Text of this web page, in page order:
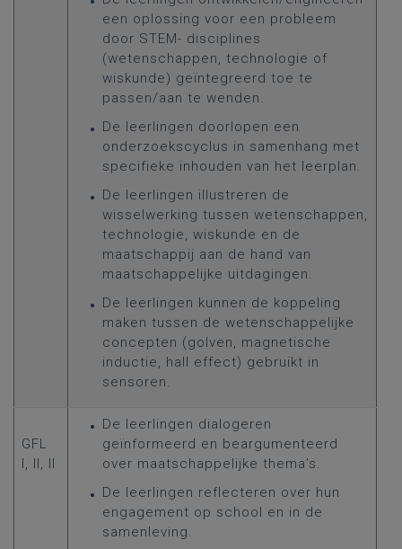
een oplossing voor een probleem
door STEM- disciplines
(wetenschappen, technologie of
wiskunde) geïntegreerd toe te
passen/aan te wenden.
De leerlingen doorlopen een
onderzoekscyclus in samenhang met
specifieke inhouden van het leerplan.
De leerlingen illustreren de
wisselwerking tussen wetenschappen,
technologie, wiskunde en de
maatschappij aan de hand van
maatschappelijke uitdagingen.
De leerlingen kunnen de koppeling
maken tussen de wetenschappelijke
concepten (golven, magnetische
inductie, hall effect) gebruikt in
sensoren.
GFL
I, II, II
De leerlingen dialogeren
geïnformeerd en beargumenteerd
over maatschappelijke thema’s.
De leerlingen reflecteren over hun
engagement op school en in de
samenleving.